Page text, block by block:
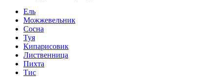
Ель
Можжевельник
Сосна
Туя
Кипарисовик
Лиственница
Пихта
Тис